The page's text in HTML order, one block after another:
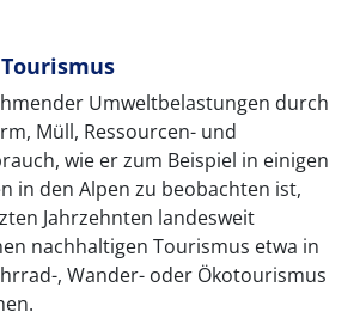
Umweltbelastungen durch
Müll, Ressourcen- und
wie er zum Beispiel in einigen
in den Alpen zu beobachten ist,
Jahrzehnten landesweit
nachhaltigen Tourismus etwa in
, Wander- oder Ökotourismus